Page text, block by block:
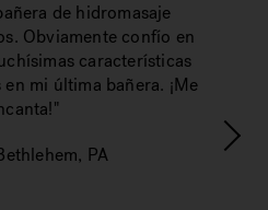
de hidromasaje
Obviamente confío en
características
mi última bañera. ¡Me
PA